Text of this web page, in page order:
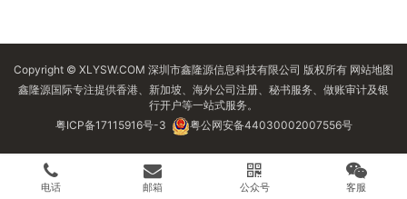
Copyright © XLYSW.COM 深圳市鑫隆源信息科技有限公司 版权所有 网站地图
鑫隆源国际专注提供香港、新加坡、海外公司注册、秘书服务、做账审计及银
行开户等一站式服务。
粤ICP备17115916号-3
粤公网安备44030002007556号
电话 邮箱 公众号 客服